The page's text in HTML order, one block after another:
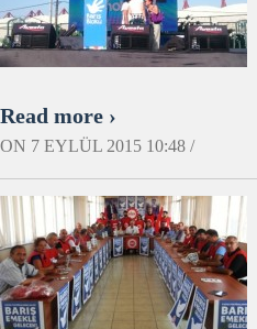
Read more ›
ON 7 EYLÜL 2015 10:48 /